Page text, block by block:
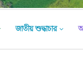
জাতীয় শুদ্ধাচার